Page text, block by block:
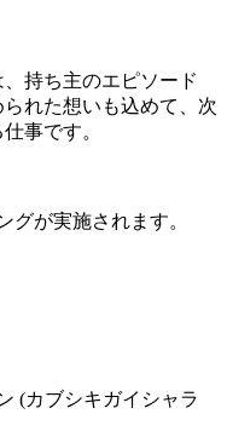
持ち主のエピソード
れた想いも込めて、次
事です。
グが実施されます。
(カブシキガイシャラ